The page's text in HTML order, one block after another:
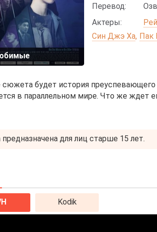
Перевод:
Актеры:
Син Джэ Ха Пак
сюжета будет история
в параллельном мире. Что же ждет
для лиц старше 15 лет.
Kodik